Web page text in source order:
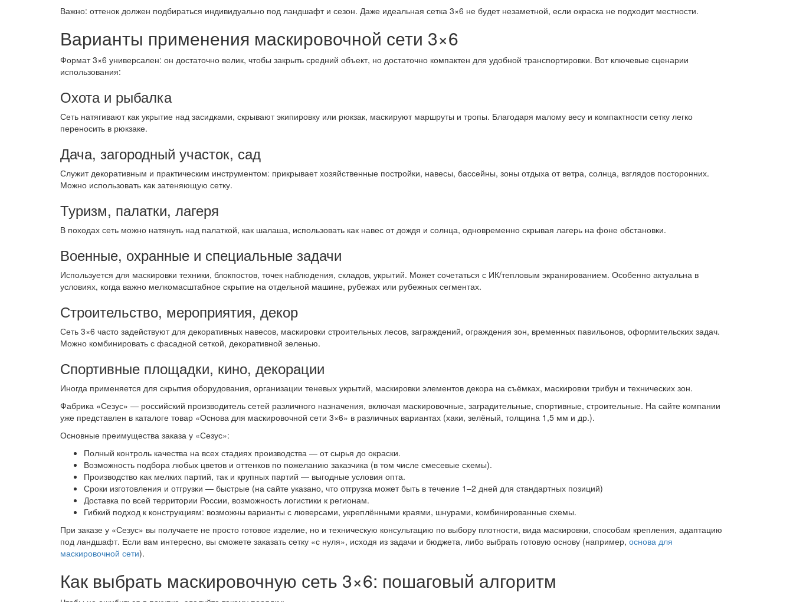
Важно: оттенок должен подбираться индивидуально под ландшафт и сезон. Даже идеальная сетка 3×6 не будет незаметной, если окраска не подходит местности.
Варианты применения маскировочной сети 3×6
Формат 3×6 универсален: он достаточно велик, чтобы закрыть средний объект, но достаточно компактен для удобной транспортировки. Вот ключевые сценарии
использования:
Охота и рыбалка
Сеть натягивают как укрытие над засидками, скрывают экипировку или рюкзак, маскируют маршруты и тропы. Благодаря малому весу и компактности сетку легко
переносить в рюкзаке.
Дача, загородный участок, сад
Служит декоративным и практическим инструментом: прикрывает хозяйственные постройки, навесы, бассейны, зоны отдыха от ветра, солнца, взглядов посторонних.
Можно использовать как затеняющую сетку.
Туризм, палатки, лагеря
В походах сеть можно натянуть над палаткой, как шалаша, использовать как навес от дождя и солнца, одновременно скрывая лагерь на фоне обстановки.
Военные, охранные и специальные задачи
Используется для маскировки техники, блокпостов, точек наблюдения, складов, укрытий. Может сочетаться с ИК/тепловым экранированием. Особенно актуальна в
условиях, когда важно мелкомасштабное скрытие на отдельной машине, рубежах или рубежных сегментах.
Строительство, мероприятия, декор
Сеть 3×6 часто задействуют для декоративных навесов, маскировки строительных лесов, заграждений, ограждения зон, временных павильонов, оформительских задач.
Можно комбинировать с фасадной сеткой, декоративной зеленью.
Спортивные площадки, кино, декорации
Иногда применяется для скрытия оборудования, организации теневых укрытий, маскировки элементов декора на съёмках, маскировки трибун и технических зон.
Фабрика «Сезус» — российский производитель сетей различного назначения, включая маскировочные, заградительные, спортивные, строительные. На сайте компании
уже представлен в каталоге товар «Основа для маскировочной сети 3×6» в различных вариантах (хаки, зелёный, толщина 1,5 мм и др.).
Основные преимущества заказа у «Сезус»:
Полный контроль качества на всех стадиях производства — от сырья до окраски.
Возможность подбора любых цветов и оттенков по пожеланию заказчика (в том числе смесевые схемы).
Производство как мелких партий, так и крупных партий — выгодные условия опта.
Сроки изготовления и отгрузки — быстрые (на сайте указано, что отгрузка может быть в течение 1–2 дней для стандартных позиций)
Доставка по всей территории России, возможность логистики к регионам.
Гибкий подход к конструкциям: возможны варианты с люверсами, укреплёнными краями, шнурами, комбинированные схемы.
При заказе у «Сезус» вы получаете не просто готовое изделие, но и техническую консультацию по выбору плотности, вида маскировки, способам крепления, адаптацию
под ландшафт. Если вам интересно, вы сможете заказать сетку «с нуля», исходя из задачи и бюджета, либо выбрать готовую основу (например, основа для
маскировочной сети).
Как выбрать маскировочную сеть 3×6: пошаговый алгоритм